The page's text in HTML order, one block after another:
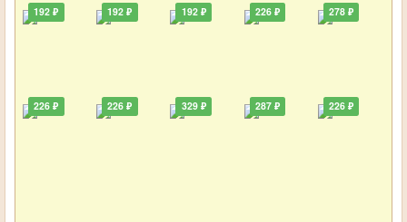
192 ₽
226 ₽
192 ₽
226 ₽
192 ₽
329 ₽
226 ₽
287 ₽
278 ₽
226 ₽